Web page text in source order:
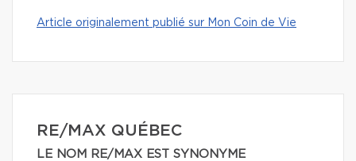
Article originalement publié sur Mon Coin de Vie
RE/MAX QUÉBEC
LE NOM RE/MAX EST SYNONYME